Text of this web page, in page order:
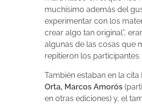
muchísimo además del
experimentar con los
crear algo tan original”,
algunas de las cosas que
repitieron los participantes.
También estaban en la cita
Orta, Marcos Amorós
en otras ediciones) y, el